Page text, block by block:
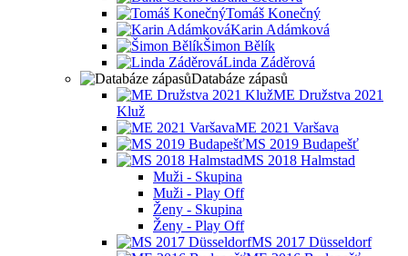
Tomáš Konečný
Karin Adámková
Šimon Bělík
Linda Záděrová
Databáze zápasů
ME Družstva 2021
Kluž
ME 2021 Varšava
MS 2019 Budapešť
MS 2018 Halmstad
Muži - Skupina
Muži - Play Off
Ženy - Skupina
Ženy - Play Off
MS 2017 Düsseldorf